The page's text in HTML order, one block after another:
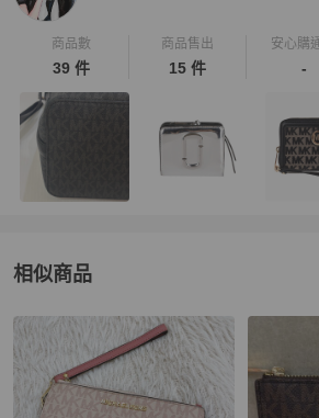
商品數
39 件
商品售出
15 件
安心購
-
相似商品
更多相似Michael Kors女士錢包 / 小皮件